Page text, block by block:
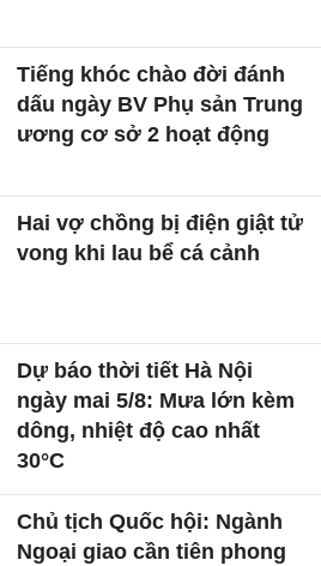
Tiếng khóc chào đời đánh
dấu ngày BV Phụ sản Trung
ương cơ sở 2 hoạt động
Hai vợ chồng bị điện giật tử
vong khi lau bể cá cảnh
Dự báo thời tiết Hà Nội
ngày mai 5/8: Mưa lớn kèm
dông, nhiệt độ cao nhất
30°C
Chủ tịch Quốc hội: Ngành
Ngoại giao cần tiên phong